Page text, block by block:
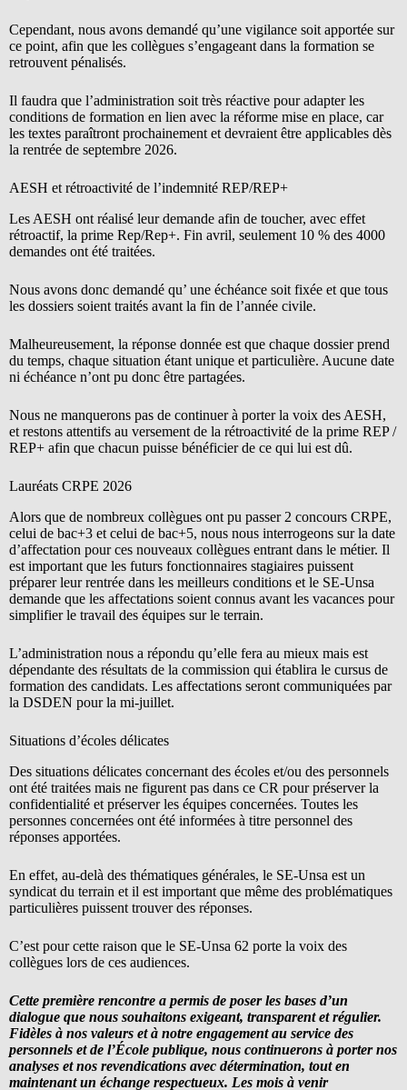
Cependant, nous avons demandé qu’une vigilance soit apportée sur
ce point, afin que les collègues s’engageant dans la formation se
retrouvent pénalisés.
Il faudra que l’administration soit très réactive pour adapter les
conditions de formation en lien avec la réforme mise en place, car
les textes paraîtront prochainement et devraient être applicables dès
la rentrée de septembre 2026.
AESH et rétroactivité de l’indemnité REP/REP+
Les AESH ont réalisé leur demande afin de toucher, avec effet
rétroactif, la prime Rep/Rep+. Fin avril, seulement 10 % des 4000
demandes ont été traitées.
Nous avons donc demandé qu’ une échéance soit fixée et que tous
les dossiers soient traités avant la fin de l’année civile.
Malheureusement, la réponse donnée est que chaque dossier prend
du temps, chaque situation étant unique et particulière. Aucune date
ni échéance n’ont pu donc être partagées.
Nous ne manquerons pas de continuer à porter la voix des AESH,
et restons attentifs au versement de la rétroactivité de la prime REP /
REP+ afin que chacun puisse bénéficier de ce qui lui est dû.
Lauréats CRPE 2026
Alors que de nombreux collègues ont pu passer 2 concours CRPE,
celui de bac+3 et celui de bac+5, nous nous interrogeons sur la date
d’affectation pour ces nouveaux collègues entrant dans le métier. Il
est important que les futurs fonctionnaires stagiaires puissent
préparer leur rentrée dans les meilleurs conditions et le SE-Unsa
demande que les affectations soient connus avant les vacances pour
simplifier le travail des équipes sur le terrain.
L’administration nous a répondu qu’elle fera au mieux mais est
dépendante des résultats de la commission qui établira le cursus de
formation des candidats. Les affectations seront communiquées par
la DSDEN pour la mi-juillet.
Situations d’écoles délicates
Des situations délicates concernant des écoles et/ou des personnels
ont été traitées mais ne figurent pas dans ce CR pour préserver la
confidentialité et préserver les équipes concernées. Toutes les
personnes concernées ont été informées à titre personnel des
réponses apportées.
En effet, au-delà des thématiques générales, le SE-Unsa est un
syndicat du terrain et il est important que même des problématiques
particulières puissent trouver des réponses.
C’est pour cette raison que le SE-Unsa 62 porte la voix des
collègues lors de ces audiences.
Cette première rencontre a permis de poser les bases d’un
dialogue que nous souhaitons exigeant, transparent et régulier.
Fidèles à nos valeurs et à notre engagement au service des
personnels et de l’École publique, nous continuerons à porter nos
analyses et nos revendications avec détermination, tout en
maintenant un échange respectueux. Les mois à venir